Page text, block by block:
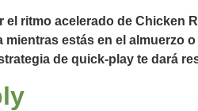
el ritmo acelerado de Chicken
mientras estás en el almuerzo
de quick‑play te dará